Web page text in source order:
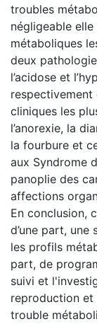
troubles
négligeable
métaboliques
deux
l’acidose et
respectivement
cliniques les
l’anorexie, la
la fourbure et
aux Syndrome
panoplie des
affections
En conclusion,
d’une part,
les profils
part, de
suivi et
reproduction
trouble